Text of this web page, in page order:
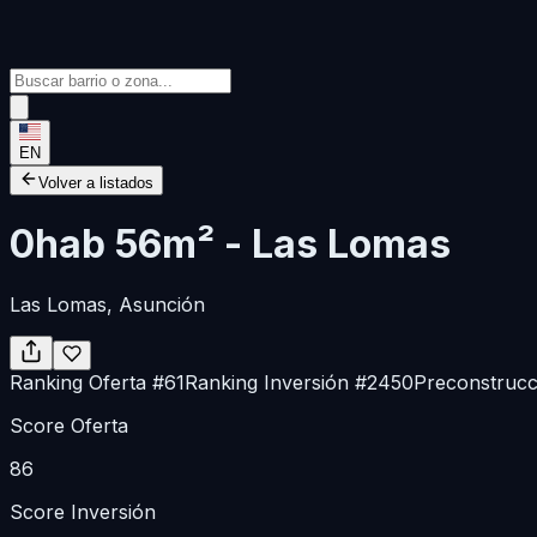
EN
Volver a listados
0hab 56m² - Las Lomas
Las Lomas, Asunción
Ranking Oferta #61Ranking Inversión #2450
Score Oferta
86
Score Inversión